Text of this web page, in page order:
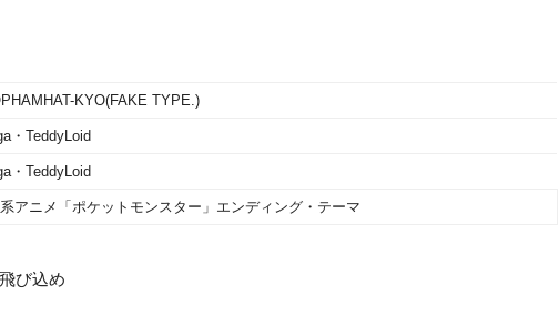
KYO(FAKE TYPE.)
・TeddyLoid
・TeddyLoid
アニメ「ポケットモンスター」エンディング・テーマ
び込め